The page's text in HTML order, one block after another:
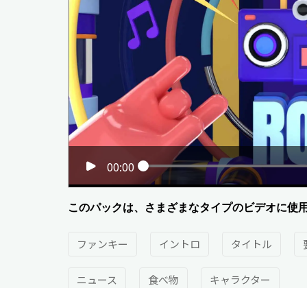
00:00
このパックは、さまざまなタイプのビデオに使
ファンキー イントロ タイトル
ニュース 食べ物 キャラクター